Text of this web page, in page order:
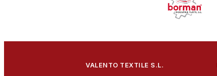
VALENTO TEXTILE S.L.